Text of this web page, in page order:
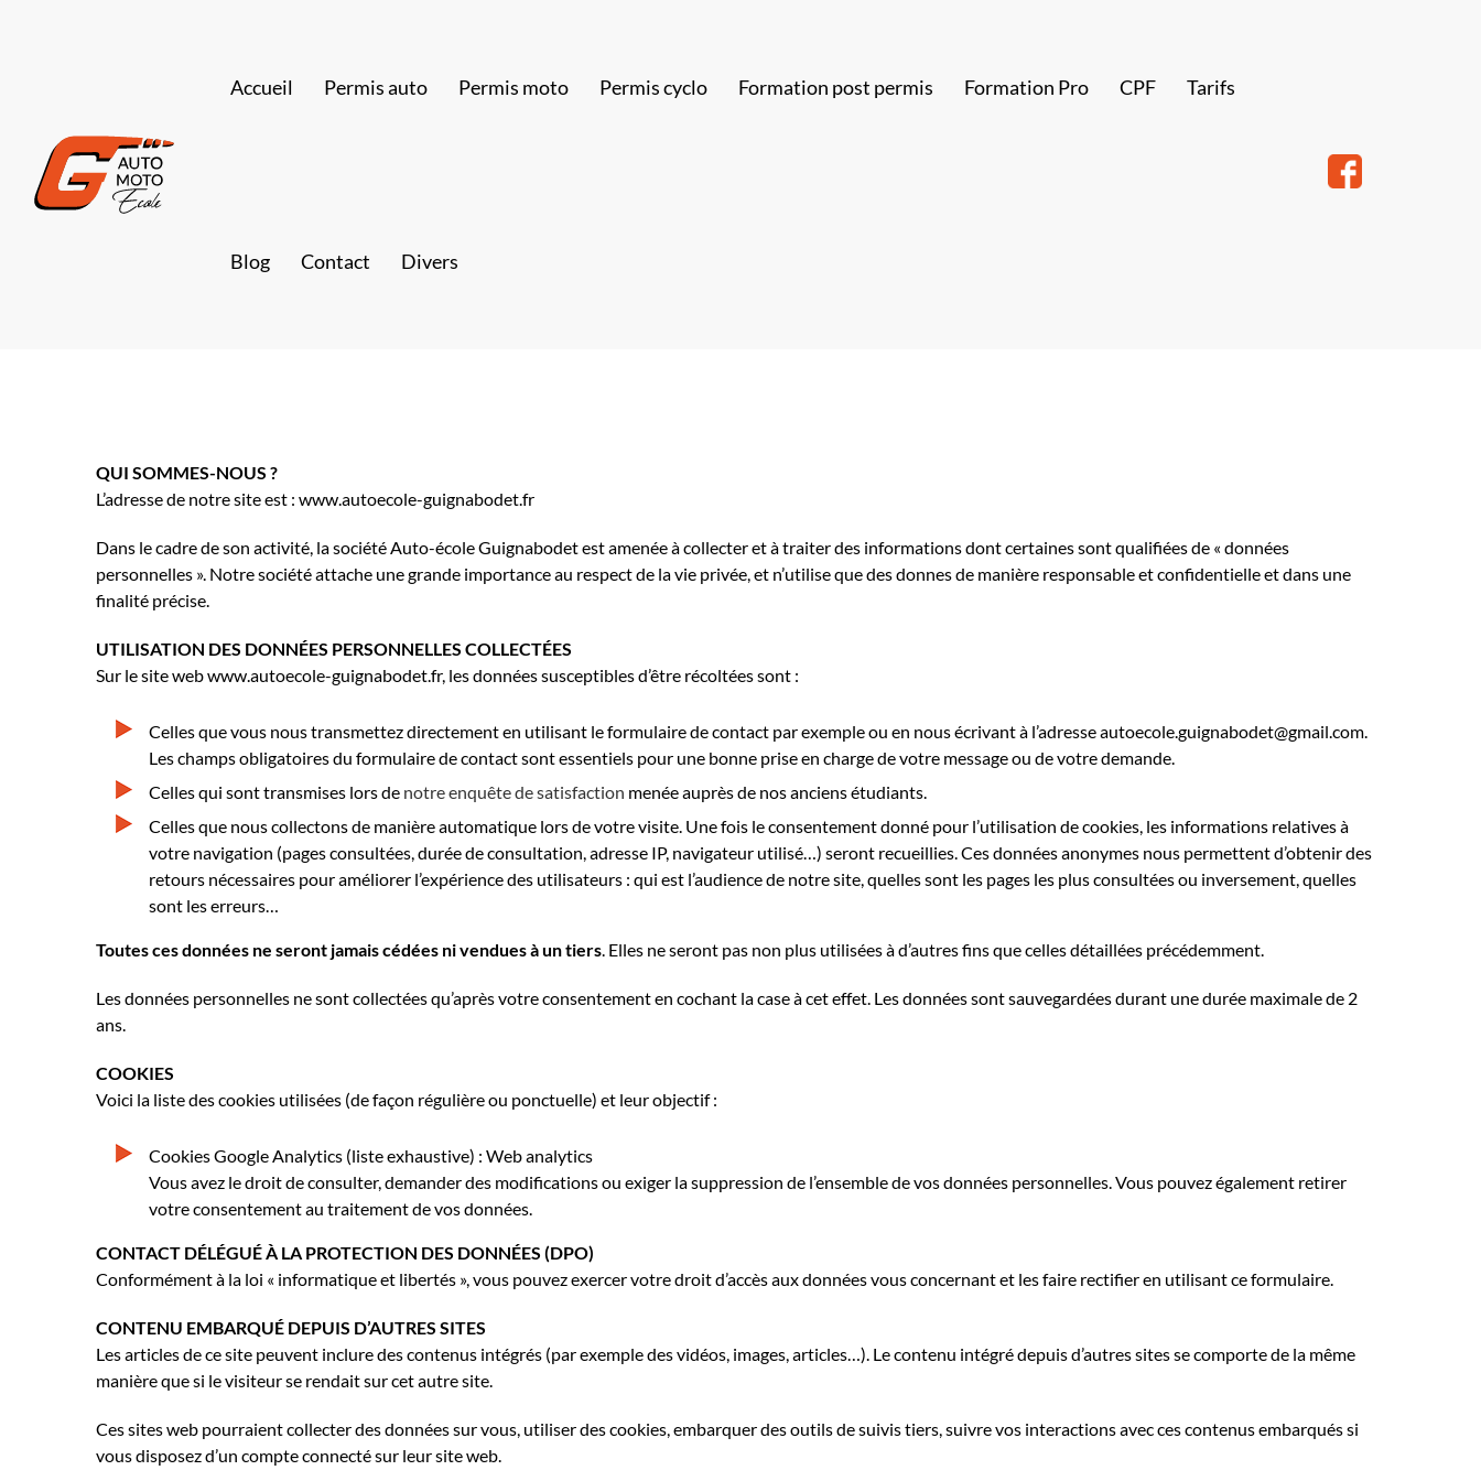
Accueil Permis auto Permis moto Permis cyclo Formation post permis Formation Pro CPF Tarifs
Blog Contact Divers
QUI SOMMES-NOUS ?
L’adresse de notre site est : www.autoecole-guignabodet.fr
Dans le cadre de son activité, la société Auto-école Guignabodet est amenée à collecter et à traiter des informations dont certaines sont qualifiées de « données
personnelles ». Notre société attache une grande importance au respect de la vie privée, et n’utilise que des donnes de manière responsable et confidentielle et dans une
finalité précise.
UTILISATION DES DONNÉES PERSONNELLES COLLECTÉES
Sur le site web www.autoecole-guignabodet.fr, les données susceptibles d’être récoltées sont :
Celles que vous nous transmettez directement en utilisant le formulaire de contact par exemple ou en nous écrivant à l’adresse autoecole.guignabodet@gmail.com.
Les champs obligatoires du formulaire de contact sont essentiels pour une bonne prise en charge de votre message ou de votre demande.
Celles qui sont transmises lors de notre enquête de satisfaction menée auprès de nos anciens étudiants.
Celles que nous collectons de manière automatique lors de votre visite. Une fois le consentement donné pour l’utilisation de cookies, les informations relatives à
votre navigation (pages consultées, durée de consultation, adresse IP, navigateur utilisé…) seront recueillies. Ces données anonymes nous permettent d’obtenir des
retours nécessaires pour améliorer l’expérience des utilisateurs : qui est l’audience de notre site, quelles sont les pages les plus consultées ou inversement, quelles
sont les erreurs…
Toutes ces données ne seront jamais cédées ni vendues à un tiers. Elles ne seront pas non plus utilisées à d’autres fins que celles détaillées précédemment.
Les données personnelles ne sont collectées qu’après votre consentement en cochant la case à cet effet. Les données sont sauvegardées durant une durée maximale de 2
ans.
COOKIES
Voici la liste des cookies utilisées (de façon régulière ou ponctuelle) et leur objectif :
Cookies Google Analytics (liste exhaustive) : Web analytics
Vous avez le droit de consulter, demander des modifications ou exiger la suppression de l’ensemble de vos données personnelles. Vous pouvez également retirer
votre consentement au traitement de vos données.
CONTACT DÉLÉGUÉ À LA PROTECTION DES DONNÉES (DPO)
Conformément à la loi « informatique et libertés », vous pouvez exercer votre droit d’accès aux données vous concernant et les faire rectifier en utilisant ce formulaire.
CONTENU EMBARQUÉ DEPUIS D’AUTRES SITES
Les articles de ce site peuvent inclure des contenus intégrés (par exemple des vidéos, images, articles…). Le contenu intégré depuis d’autres sites se comporte de la même
manière que si le visiteur se rendait sur cet autre site.
Ces sites web pourraient collecter des données sur vous, utiliser des cookies, embarquer des outils de suivis tiers, suivre vos interactions avec ces contenus embarqués si
vous disposez d’un compte connecté sur leur site web.